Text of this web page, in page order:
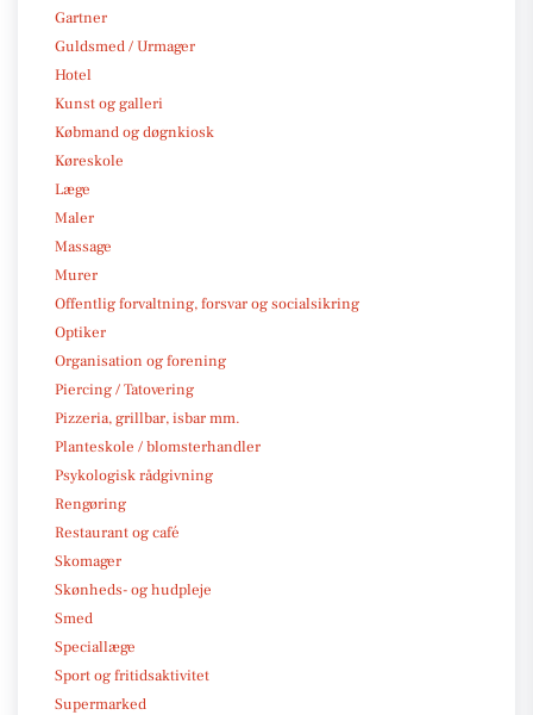
Gartner
Guldsmed / Urmager
Hotel
Kunst og galleri
Købmand og døgnkiosk
Køreskole
Læge
Maler
Massage
Murer
Offentlig forvaltning, forsvar og socialsikring
Optiker
Organisation og forening
Piercing / Tatovering
Pizzeria, grillbar, isbar mm.
Planteskole / blomsterhandler
Psykologisk rådgivning
Rengøring
Restaurant og café
Skomager
Skønheds- og hudpleje
Smed
Speciallæge
Sport og fritidsaktivitet
Supermarked